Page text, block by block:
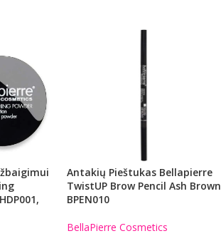
Antakių Pieštukas Bellapierre
TwistUP Brow Pencil Ash Brown
BPEN010
BellaPierre Cosmetics